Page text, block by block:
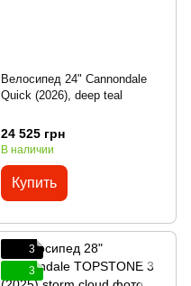
Велосипед 24" Cannondale
Quick (2026), deep teal
24 525 грн
В наличии
Купить
3
3